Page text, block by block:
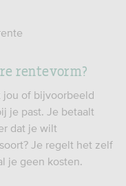
rentevorm?
jou of bijvoorbeeld
je past. Je betaalt
dat je wilt
Je regelt het zelf
je geen kosten.